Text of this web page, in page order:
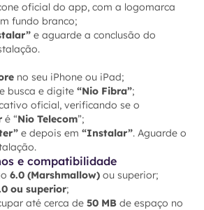
oficial do app, com a logomarca
fundo branco;
e aguarde a conclusão do
no seu iPhone ou iPad;
busca e digite“Nio Fibra”;
oficial, verificando se o
é “Nio Telecom”;
e depois em“Instalar”. Aguarde o
e compatibilidade
6.0 (Marshmallow) ou superior;
ou superior;
até cerca de50 MB de espaço no